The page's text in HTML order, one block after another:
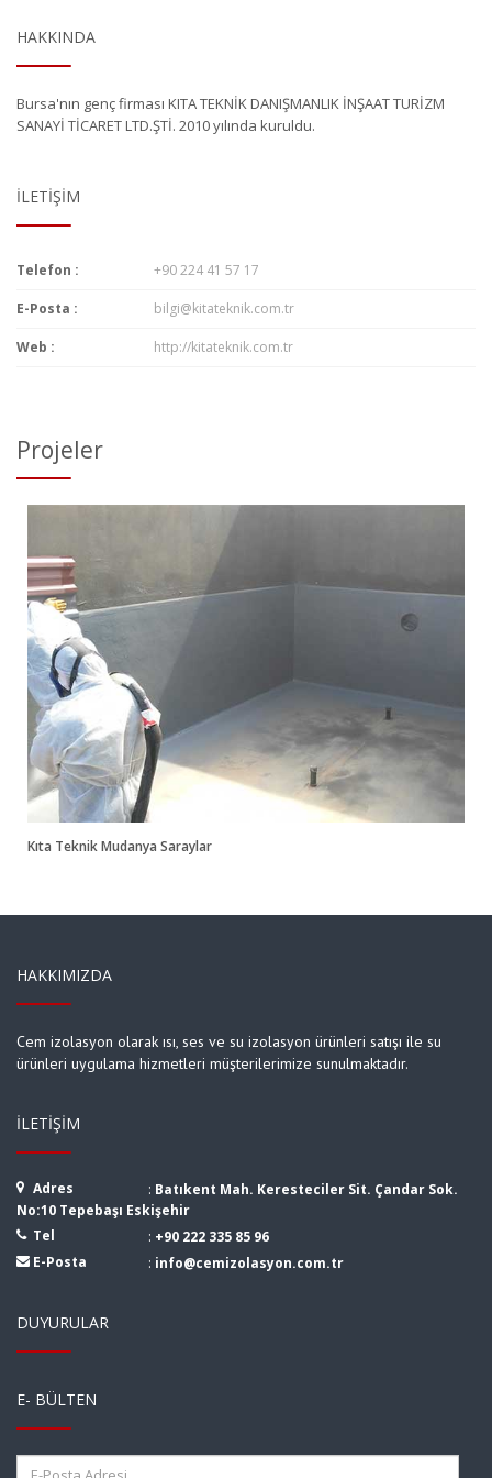
HAKKINDA
Bursa'nın genç firması KITA TEKNİK DANIŞMANLIK İNŞAAT TURİZM
SANAYİ TİCARET LTD.ŞTİ. 2010 yılında kuruldu.
İLETIŞIM
Telefon : +90 224 41 57 17
E-Posta : bilgi@kitateknik.com.tr
Web : http://kitateknik.com.tr
Projeler
Kıta Teknik Mudanya Saraylar
HAKKIMIZDA
Cem izolasyon olarak ısı, ses ve su izolasyon ürünleri satışı ile su
ürünleri uygulama hizmetleri müşterilerimize sunulmaktadır.
İLETIŞIM
Adres : Batıkent Mah. Keresteciler Sit. Çandar Sok.
No:10 Tepebaşı Eskişehir
Tel
: +90 222 335 85 96
E-Posta
: info@cemizolasyon.com.tr
DUYURULAR
E- BÜLTEN